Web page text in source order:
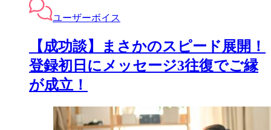
ユーザーボイス
【成功談】まさかのスピード展開！
登録初日にメッセージ3往復でご縁
が成立！